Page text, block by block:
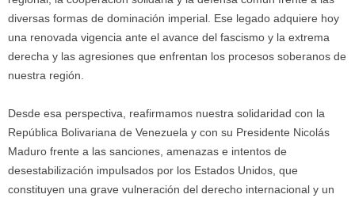
diversas formas de dominación imperial. Ese legado adquiere hoy
una renovada vigencia ante el avance del fascismo y la extrema
derecha y las agresiones que enfrentan los procesos soberanos de
nuestra región.
Desde esa perspectiva, reafirmamos nuestra solidaridad con la
República Bolivariana de Venezuela y con su Presidente Nicolás
Maduro frente a las sanciones, amenazas e intentos de
desestabilización impulsados por los Estados Unidos, que
constituyen una grave vulneración del derecho internacional y un